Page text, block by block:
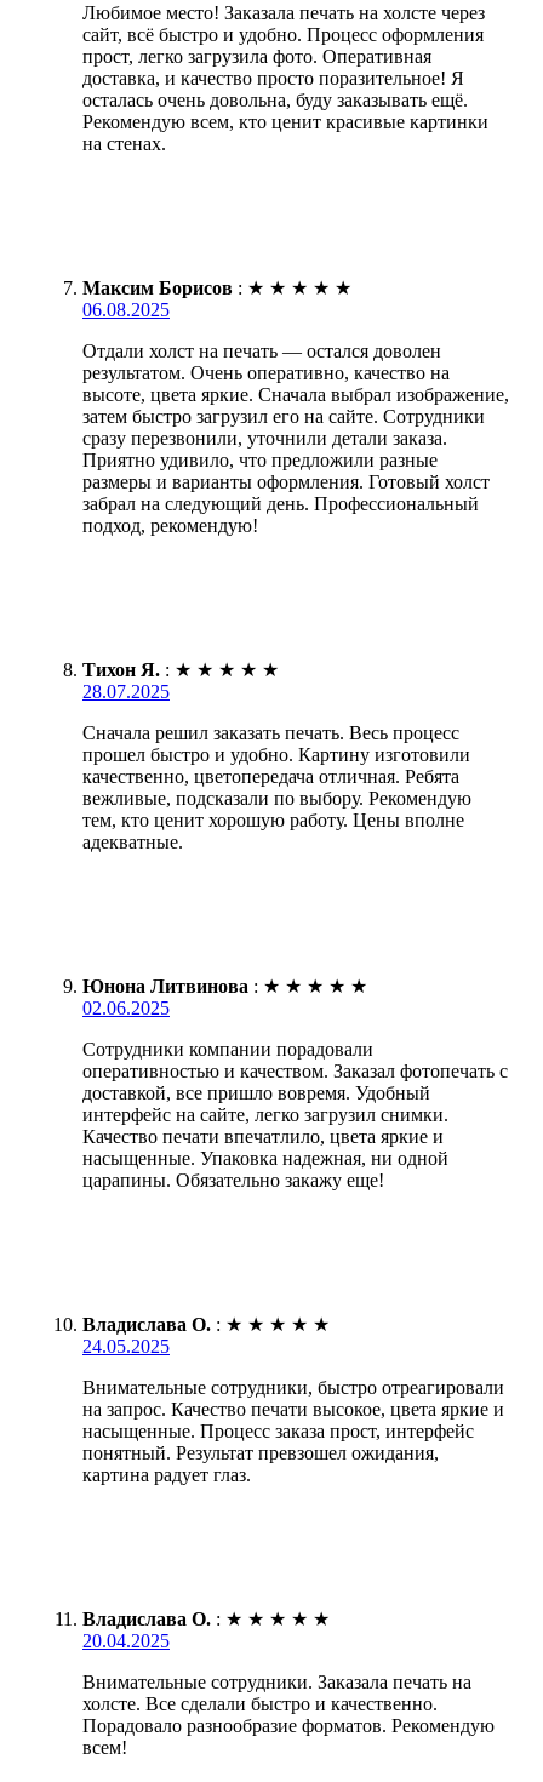
Любимое место! Заказала печать на холсте через
сайт, всё быстро и удобно. Процесс оформления
прост, легко загрузила фото. Оперативная
доставка, и качество просто поразительное! Я
осталась очень довольна, буду заказывать ещё.
Рекомендую всем, кто ценит красивые картинки
на стенах.
Максим Борисов : ★ ★ ★ ★ ★
06.08.2025
Отдали холст на печать — остался доволен
результатом. Очень оперативно, качество на
высоте, цвета яркие. Сначала выбрал изображение,
затем быстро загрузил его на сайте. Сотрудники
сразу перезвонили, уточнили детали заказа.
Приятно удивило, что предложили разные
размеры и варианты оформления. Готовый холст
забрал на следующий день. Профессиональный
подход, рекомендую!
Тихон Я. : ★ ★ ★ ★ ★
28.07.2025
Сначала решил заказать печать. Весь процесс
прошел быстро и удобно. Картину изготовили
качественно, цветопередача отличная. Ребята
вежливые, подсказали по выбору. Рекомендую
тем, кто ценит хорошую работу. Цены вполне
адекватные.
Юнона Литвинова : ★ ★ ★ ★ ★
02.06.2025
Сотрудники компании порадовали
оперативностью и качеством. Заказал фотопечать с
доставкой, все пришло вовремя. Удобный
интерфейс на сайте, легко загрузил снимки.
Качество печати впечатлило, цвета яркие и
насыщенные. Упаковка надежная, ни одной
царапины. Обязательно закажу еще!
Владислава О. : ★ ★ ★ ★ ★
24.05.2025
Внимательные сотрудники, быстро отреагировали
на запрос. Качество печати высокое, цвета яркие и
насыщенные. Процесс заказа прост, интерфейс
понятный. Результат превзошел ожидания,
картина радует глаз.
Владислава О. : ★ ★ ★ ★ ★
20.04.2025
Внимательные сотрудники. Заказала печать на
холсте. Все сделали быстро и качественно.
Порадовало разнообразие форматов. Рекомендую
всем!